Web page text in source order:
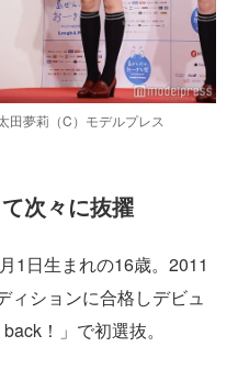
田夢莉（C）モデルプレス
次々に抜擢
1日生まれの16歳。2011
ィションに合格しデビュ
！」で初選抜。